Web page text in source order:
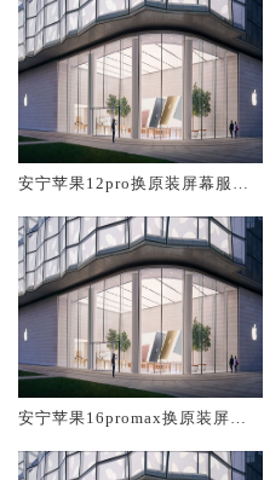
安宁苹果12pro换原装屏幕服务
安宁苹果16promax换原装屏幕